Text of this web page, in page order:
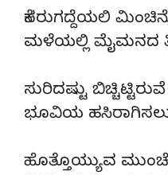
ಕೆಸರುಗದ್ದೆಯಲಿ
ಮಳೆಯಲ್ಲಿ ಮೈಮನದ
ಸುರಿದಷ್ಟು
ಭೂವಿಯ ಹಸಿರಾಗಿಸಲು
ಹೊತ್ತೊಯ್ಯುವ